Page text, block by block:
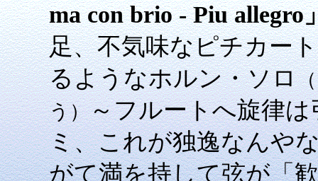
ma con brio - Piu allegro
足、不気味なピチカー
るようなホルン・ソロ
う）～フルートへ旋律
ミ、これが独逸なんや
がて満を持して弦が「